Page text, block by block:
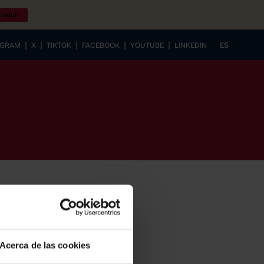
Acerca de las cookies
aquí!
| X | TIKTOK | FACEBOOK | YOUTUBE | LINKEDIN
ES